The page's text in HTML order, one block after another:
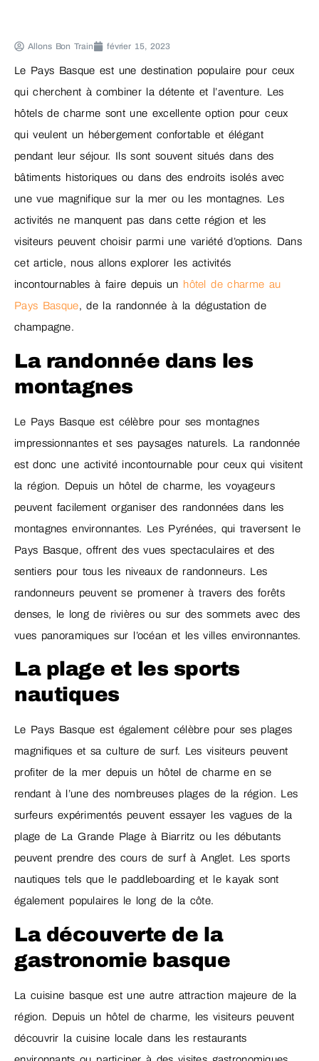
Allons Bon Train février 15, 2023
Le Pays Basque est une destination populaire pour ceux
qui cherchent à combiner la détente et l’aventure. Les
hôtels de charme sont une excellente option pour ceux
qui veulent un hébergement confortable et élégant
pendant leur séjour. Ils sont souvent situés dans des
bâtiments historiques ou dans des endroits isolés avec
une vue magnifique sur la mer ou les montagnes. Les
activités ne manquent pas dans cette région et les
visiteurs peuvent choisir parmi une variété d’options. Dans
cet article, nous allons explorer les activités
incontournables à faire depuis un hôtel de charme au
Pays Basque, de la randonnée à la dégustation de
champagne.
La randonnée dans les
montagnes
Le Pays Basque est célèbre pour ses montagnes
impressionnantes et ses paysages naturels. La randonnée
est donc une activité incontournable pour ceux qui visitent
la région. Depuis un hôtel de charme, les voyageurs
peuvent facilement organiser des randonnées dans les
montagnes environnantes. Les Pyrénées, qui traversent le
Pays Basque, offrent des vues spectaculaires et des
sentiers pour tous les niveaux de randonneurs. Les
randonneurs peuvent se promener à travers des forêts
denses, le long de rivières ou sur des sommets avec des
vues panoramiques sur l’océan et les villes environnantes.
La plage et les sports
nautiques
Le Pays Basque est également célèbre pour ses plages
magnifiques et sa culture de surf. Les visiteurs peuvent
profiter de la mer depuis un hôtel de charme en se
rendant à l’une des nombreuses plages de la région. Les
surfeurs expérimentés peuvent essayer les vagues de la
plage de La Grande Plage à Biarritz ou les débutants
peuvent prendre des cours de surf à Anglet. Les sports
nautiques tels que le paddleboarding et le kayak sont
également populaires le long de la côte.
La découverte de la
gastronomie basque
La cuisine basque est une autre attraction majeure de la
région. Depuis un hôtel de charme, les visiteurs peuvent
découvrir la cuisine locale dans les restaurants